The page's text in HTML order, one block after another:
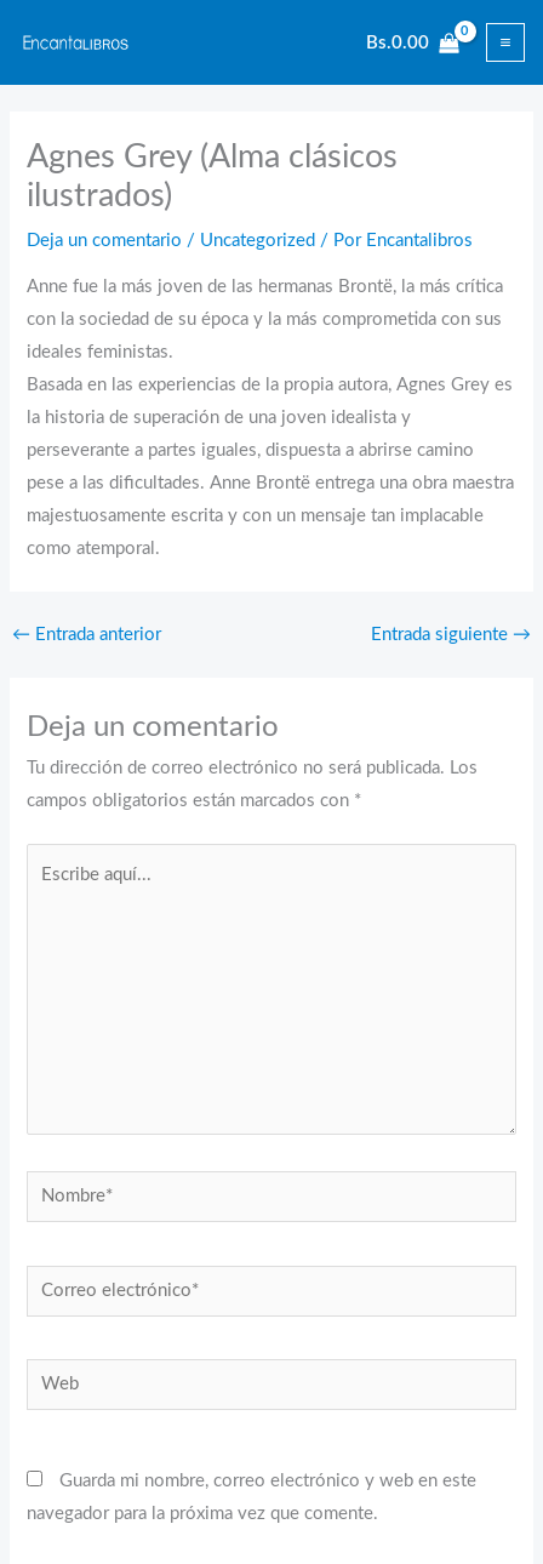
contenido
Bs.0.00
Agnes Grey (Alma clásicos
ilustrados)
Deja un comentario / Uncategorized / Por Encantalibros
Anne fue la más joven de las hermanas Brontë, la más crítica
con la sociedad de su época y la más comprometida con sus
ideales feministas.
Basada en las experiencias de la propia autora, Agnes Grey es
la historia de superación de una joven idealista y
perseverante a partes iguales, dispuesta a abrirse camino
pese a las dificultades. Anne Brontë entrega una obra maestra
majestuosamente escrita y con un mensaje tan implacable
como atemporal.
← Entrada anterior Entrada siguiente →
Deja un comentario
Tu dirección de correo electrónico no será publicada. Los
campos obligatorios están marcados con *
Nombre*
Correo
electrónico*
Web
Guarda mi nombre, correo electrónico y web en este
navegador para la próxima vez que comente.